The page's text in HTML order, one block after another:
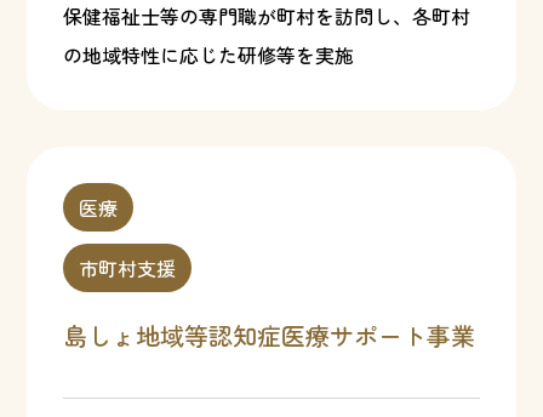
保健福祉士等の専門職が町村を訪問し、各町村
の地域特性に応じた研修等を実施
医療
市町村支援
島しょ地域等認知症医療サポート事業